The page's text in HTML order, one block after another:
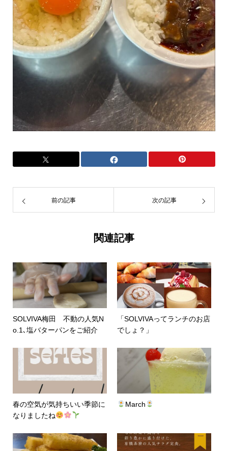
前の記事 次の記事
関連記事
SOLVIVA梅田 不動の人気N
o.1､塩バターパンをご紹介
「SOLVIVAってランチのお店
でしょ？」
春の空気が気持ちいい季節に
なりましたね
March